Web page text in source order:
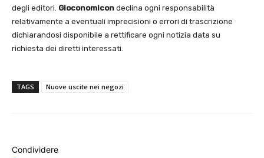
degli editori. Gioconomicon declina ogni responsabilità
relativamente a eventuali imprecisioni o errori di trascrizione
dichiarandosi disponibile a rettificare ogni notizia data su
richiesta dei diretti interessati.
TAGS Nuove uscite nei negozi
Condividere